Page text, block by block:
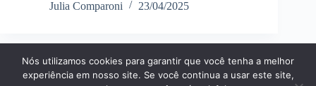
Julia Comparoni
23/04/2025
Página Inícial Dicas
Aplicativos
Nós utilizamos cookies para garantir que você tenha a melhor
experiência em nosso site. Se você continua a usar este site,